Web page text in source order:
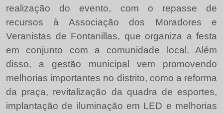
realização do evento, com o repasse de
recursos à Associação dos Moradores e
Veranistas de Fontanillas, que organiza a festa
em conjunto com a comunidade local. Além
disso, a gestão municipal vem promovendo
melhorias importantes no distrito, como a reforma
da praça, revitalização da quadra de esportes,
implantação de iluminação em LED e melhorias